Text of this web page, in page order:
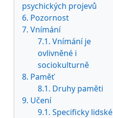
psychických projevů
6. Pozornost
7. Vnímání
7.1. Vnímání je
ovlivněné i
sociokulturně
8. Paměť
8.1. Druhy paměti
9. Učení
9.1. Specificky lidské